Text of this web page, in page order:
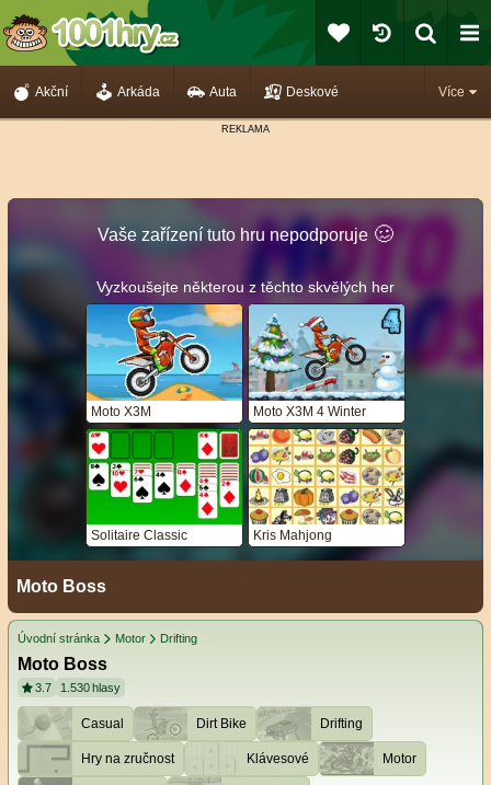
Více
Akční Arkáda Auta Deskové
Vaše zařízení tuto hru nepodporuje 🥴️
Vyzkoušejte některou z těchto skvělých her
Moto X3M Moto X3M 4 Winter
Solitaire Classic Kris Mahjong
Moto Boss
Úvodní stránka Motor Drifting
Moto Boss
3.7 1.530 hlasy
Casual Dirt Bike Drifting
Hry na zručnost Klávesové Motor